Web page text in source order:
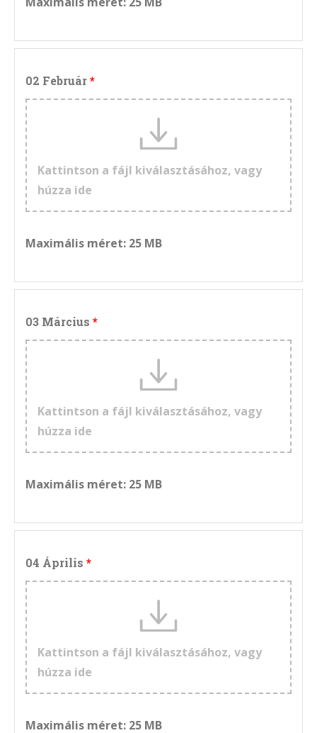
02 Február
Kattintson a fájl kiválasztásához, vagy
húzza ide
Maximális méret: 25 MB
03 Március
Kattintson a fájl kiválasztásához, vagy
húzza ide
Maximális méret: 25 MB
04 Április
Kattintson a fájl kiválasztásához, vagy
húzza ide
Maximális méret: 25 MB